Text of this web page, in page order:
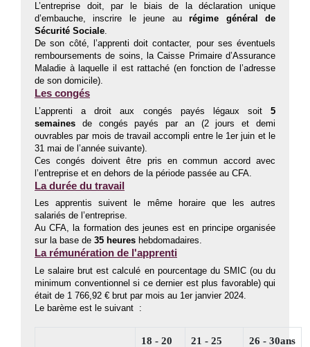
L’entreprise doit, par le biais de la déclaration unique
d’embauche, inscrire le jeune aurégime général de
Sécurité Sociale.
De son côté, l’apprenti doit contacter, pour ses éventuels
remboursements de soins, la Caisse Primaire d’Assurance
Maladie à laquelle il est rattaché (en fonction de l’adresse
de son domicile).
Les congés
L’apprenti a droit aux congés payés légaux soit 5
semaines de congés payés par an (2 jours et demi
ouvrables par mois de travail accompli entre le 1er juin et le
31 mai de l’année suivante).
Ces congés doivent être pris en commun accord avec
l’entreprise et en dehors de la période passée au CFA.
La durée du travail
Les apprentis suivent le même horaire que les autres
salariés de l’entreprise.
Au CFA, la formation des jeunes est en principe organisée
sur la base de 35 heures hebdomadaires.
La rémunération de l'apprenti
Le salaire brut est calculé en pourcentage du SMIC (ou du
minimum conventionnel si ce dernier est plus favorable) qui
était de 1 766,92 € brut par mois au 1er janvier 2024.
Le barème est le suivant :
18 - 20
21 - 25
26 - 30ans